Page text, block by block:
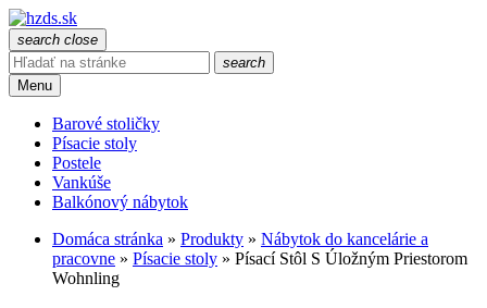
search close
search
Menu
Barové stoličky
Písacie stoly
Postele
Vankúše
Balkónový nábytok
Domáca stránka » Produkty » Nábytok do kancelárie a
pracovne » Písacie stoly » Písací Stôl S Úložným Priestorom
Wohnling